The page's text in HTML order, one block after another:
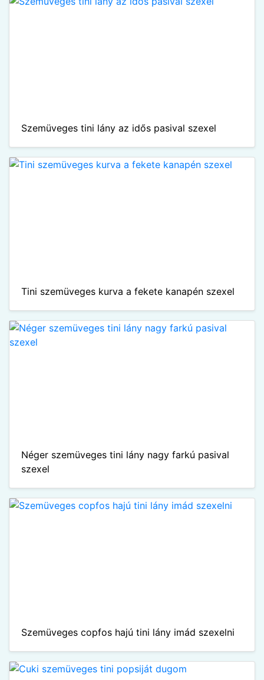
Szemüveges tini lány az idős pasival szexel
Tini szemüveges kurva a fekete kanapén szexel
Néger szemüveges tini lány nagy farkú pasival
szexel
Szemüveges copfos hajú tini lány imád szexelni